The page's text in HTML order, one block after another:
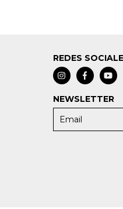
REDES
NEWSLETTER